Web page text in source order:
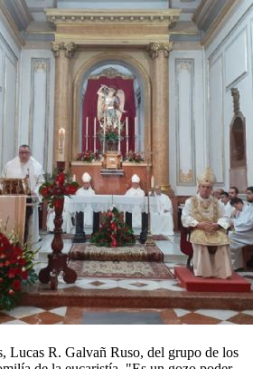
Lucas R. Galvañ Ruso, del grupo de los